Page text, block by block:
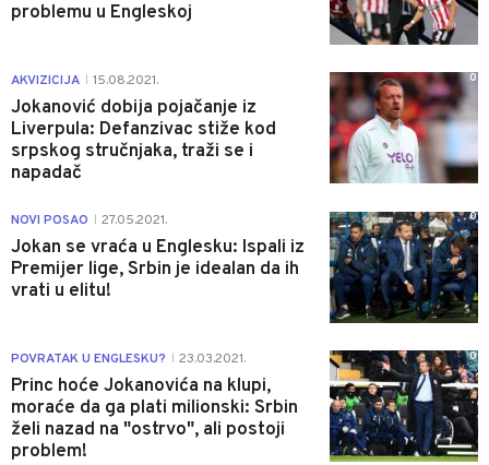
problemu u Engleskoj
AKVIZICIJA 15.08.2021.
Jokanović dobija pojačanje iz
Liverpula: Defanzivac stiže kod
srpskog stručnjaka, traži se i
napadač
0
NOVI POSAO 27.05.2021.
Jokan se vraća u Englesku: Ispali iz
Premijer lige, Srbin je idealan da ih
vrati u elitu!
0
POVRATAK U ENGLESKU? 23.03.2021.
Princ hoće Jokanovića na klupi,
moraće da ga plati milionski: Srbin
želi nazad na "ostrvo", ali postoji
problem!
0